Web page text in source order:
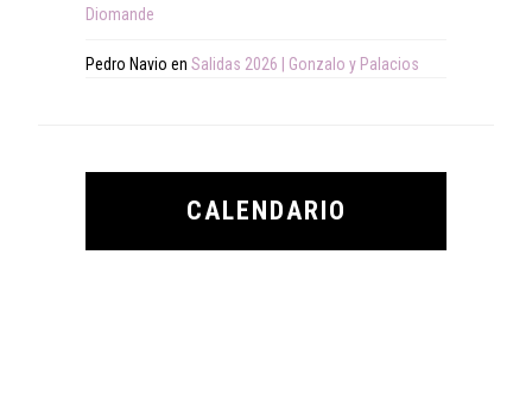
Diomande
Pedro Navio en Salidas 2026 | Gonzalo y Palacios
CALENDARIO